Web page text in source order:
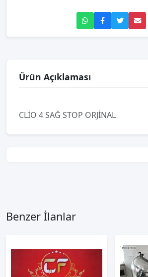
Ürün Açıklaması
CLİO 4 SAĞ STOP ORJİNAL
Benzer İlanlar